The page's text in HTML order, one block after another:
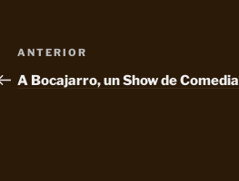
Navegación
de
Entrada
anterior:
ANTERIOR
A Bocajarro, un Show de Comedia